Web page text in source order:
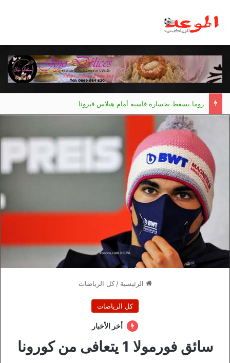
روما يسقط بخسارة قاسية أمام هيلاس فيرونا
الرئيسية / كل الرياضات
كل الرياضات
أخر الأخبار
سائق فورمولا 1 يتعافى من كورونا